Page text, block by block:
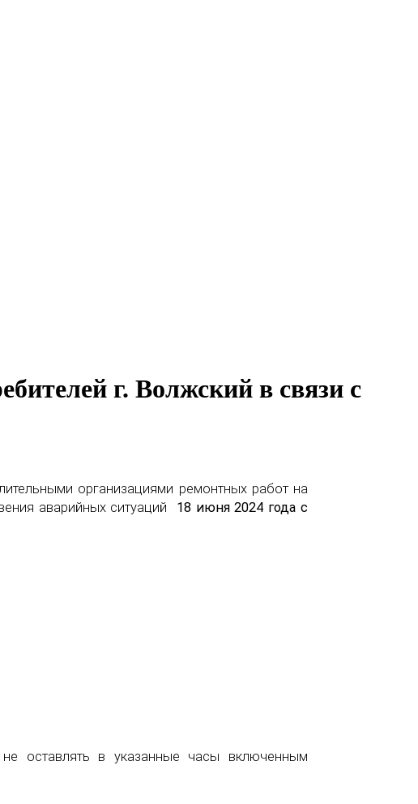
г. Волжский в связи с
организациями ремонтных работ на
аварийных ситуаций 18 июня 2024 года с
оставлять в указанные часы включенным